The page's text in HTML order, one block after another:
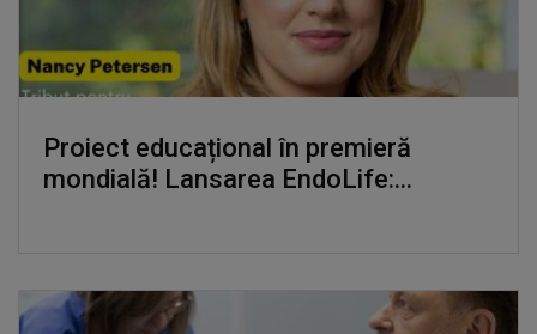
Proiect educațional în premieră
mondială! Lansarea EndoLife:...